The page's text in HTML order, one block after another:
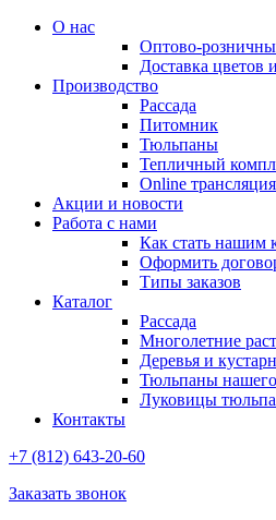
О нас
Оптово-
Доставка цветов
Производство
Рассада
Питомник
Тюльпаны
Тепличный
Online
Акции и новости
Работа с нами
Как стать нашим
Оформить
Типы заказов
Каталог
Рассада
Многолетние
Деревья и
Тюльпаны нашего
Луковицы
Контакты
+7 (812) 643-20-60
Заказать звонок